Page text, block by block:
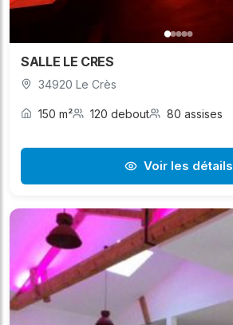
SALLE LE CRES
34920 Le Crès
150 m² 120 debout 80 assises
Voir les détails